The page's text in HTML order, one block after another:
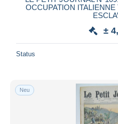
OCCUPATION
±
Status
Neu